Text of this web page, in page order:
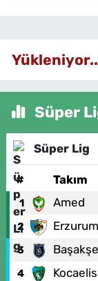
Süper
Süper Lig
# Takım
1 Amed
2
3
4